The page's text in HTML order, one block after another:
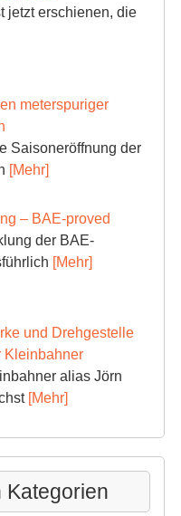
jetzt erschienen, die
meterspuriger
Saisoneröffnung der
[Mehr]
– BAE-proved
der BAE-
[Mehr]
und Drehgestelle
Kleinbahner
alias Jörn
[Mehr]
Kategorien